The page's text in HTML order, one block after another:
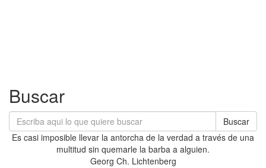
Buscar
Buscar
Es casi imposible llevar la antorcha de la verdad a través de una
multitud sin quemarle la barba a alguien.
Georg Ch. Lichtenberg